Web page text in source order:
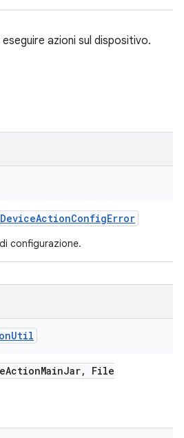
azioni sul dispositivo.
DeviceActionConfigError
configurazione.
Util
ActionMainJar,
File